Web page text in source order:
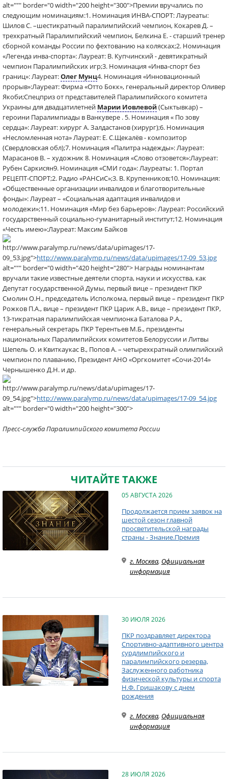
alt=""" border="0 width="200 height="300">Премии вручались по
следующим номинациям:1. Номинация ИНВА-СПОРТ: Лауреаты:
Шилов С. –шестикратный паралимпийский чемпион, Кокарев Д. –
трехкратный Паралимпийский чемпион, Белкина Е. - старший тренер
сборной команды России по фехтованию на колясках;2. Номинация
«Легенда инва-спорта»: Лауреат: В. Купчинский - девятикратный
чемпион Паралимпийских игр;3. Номинация «Инва-спорт без
границ»: Лауреат:Олег Мунц4. Номинация «Инновационный
прорыв»:Лауреат: Фирма «Отто Бокк», генеральный директор Оливер
Якоби;Спецприз от представителей Паралимпийского комитета
Украины для двадцатилетней Марии Иовлевой(Сыктывкар) –
героини Паралимпиады в Ванкувере . 5. Номинация « По зову
сердца»: Лауреат: хирург А. Залдастанов (хирург);6. Номинация
«Несломленная нота» Лауреат: Е. С.Щекалёв - композитор
(Свердловская обл);7. Номинация «Палитра надежды»: Лауреат:
Марасанов В. – художник 8. Номинация «Слово отзовется»:Лауреат:
Рубен Саркисян9. Номинация «СМИ года»: Лауреаты: 1. Портал
РЕЦЕПТ-СПОРТ;2. Радио «РАНСиС»;3. В. Крупенников;10. Номинация:
«Общественные организации инвалидов и благотворительные
фонды»: Лауреат – «Социальная адаптация инвалидов и
молодежи»;11. Номинация «Мир без барьеров»: Лауреат: Российский
государственный социально-гуманитарный институт;12. Номинация
«Честь имею»:Лауреат: Максим Байков
http://www.paralymp.ru/news/data/upimages/17-
09_53.jpg">http://www.paralymp.ru/news/data/upimages/17-09_53.jpg
alt=""" border="0 width="420 height="280"> Награды номинантам
вручали такие известные деятели спорта, науки и искусства, как
Депутат государственной Думы, первый вице – президент ПКР
Смолин О.Н., председатель Исполкома, первый вице – президент ПКР
Рожков П.А., вице – президент ПКР Царик А.В., вице – президент ПКР,
13-тикратная паралимпийская чемпионка Баталова Р.А.,
генеральный секретарь ПКР Терентьев М.Б., президенты
национальных Паралимпийских комитетов Белоруссии и Литвы
Шепель О. и Квиткаукас В., Попов А. – четырехкратный олимпийский
чемпион по плаванию, Президент АНО «Оргкомитет «Сочи-2014»
Чернышенко Д.Н. и др.
http://www.paralymp.ru/news/data/upimages/17-
09_54.jpg">http://www.paralymp.ru/news/data/upimages/17-09_54.jpg
alt=""" border="0 width="200 height="300">
Пресс-служба Паралимпийского комитета России
ЧИТАЙТЕ ТАКЖЕ
05 АВГУСТА 2026
Продолжается прием заявок на
шестой сезон главной
просветительской награды
страны - Знание.Премия
г. Москва, Официальная
информация
30 ИЮЛЯ 2026
ПКР поздравляет директора
Спортивно-адаптивного центра
сурдлимпийского и
паралимпийского резерва,
Заслуженного работника
физической культуры и спорта
Н.Ф. Гришакову с днем
рождения
г. Москва, Официальная
информация
28 ИЮЛЯ 2026